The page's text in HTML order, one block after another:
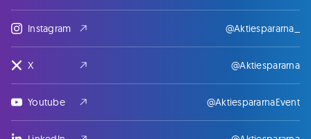
Instagram @Aktiespararna_
X @Aktiespararna
Youtube @AktiespararnaEvent